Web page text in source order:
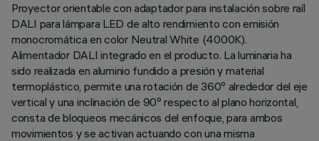
Proyector orientable con adaptador para instalación sobre raíl
DALI para lámpara LED de alto rendimiento con emisión
monocromática en color Neutral White (4000K).
Alimentador DALI integrado en el producto. La luminaria ha
sido realizada en aluminio fundido a presión y material
termoplástico, permite una rotación de 360º alrededor del eje
vertical y una inclinación de 90º respecto al plano horizontal,
consta de bloqueos mecánicos del enfoque, para ambos
movimientos y se activan actuando con una misma